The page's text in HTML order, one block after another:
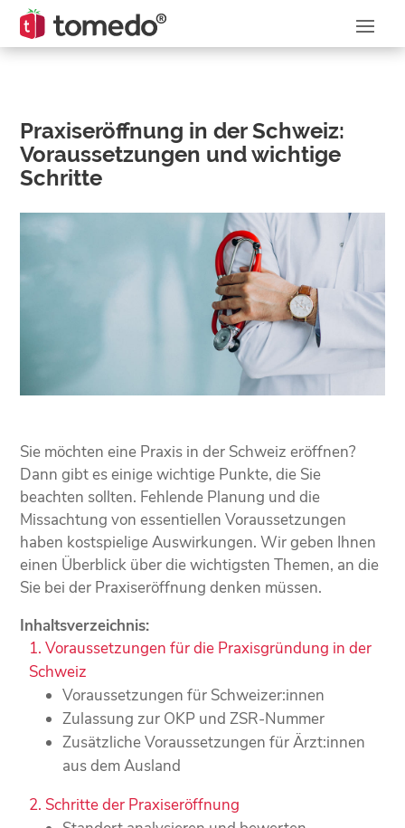
Praxiseröffnung in der Schweiz:
Voraussetzungen und wichtige
Schritte
Sie möchten eine Praxis in der Schweiz eröffnen?
Dann gibt es einige wichtige Punkte, die Sie
beachten sollten. Fehlende Planung und die
Missachtung von essentiellen Voraussetzungen
haben kostspielige Auswirkungen. Wir geben Ihnen
einen Überblick über die wichtigsten Themen, an die
Sie bei der Praxiseröffnung denken müssen.
Inhaltsverzeichnis:
Voraussetzungen für die Praxisgründung in der
Schweiz
Voraussetzungen für Schweizer:innen
Zulassung zur OKP und ZSR-Nummer
Zusätzliche Voraussetzungen für Ärzt:innen
aus dem Ausland
Schritte der Praxiseröffnung